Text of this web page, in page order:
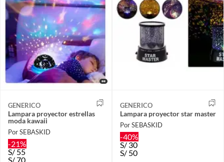
GENERICO
Lampara proyector estrellas
moda kawaii
Por SEBASKID
-21%
S/55
S/70
GENERICO
Lampara proyector star master
Por SEBASKID
-40%
S/30
S/ 50